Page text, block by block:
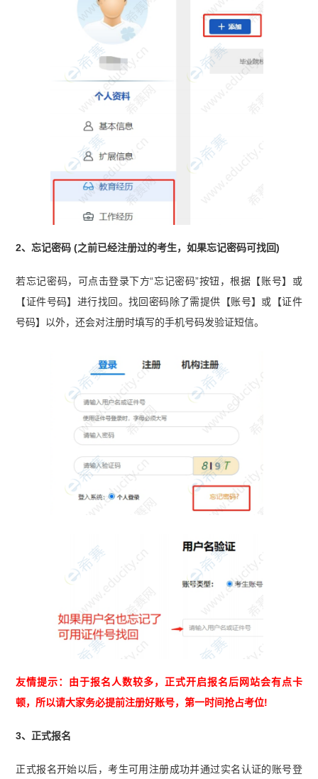
2、忘记密码 (之前已经注册过的考生，如果忘记密码可找回)
若忘记密码，可点击登录下方“忘记密码”按钮，根据【账号】或
【证件号码】进行找回。找回密码除了需提供【账号】或【证件
号码】以外，还会对注册时填写的手机号码发验证短信。
友情提示：由于报名人数较多，正式开启报名后网站会有点卡
顿，所以请大家务必提前注册好账号，第一时间抢占考位!
3、正式报名
正式报名开始以后，考生可用注册成功并通过实名认证的账号登